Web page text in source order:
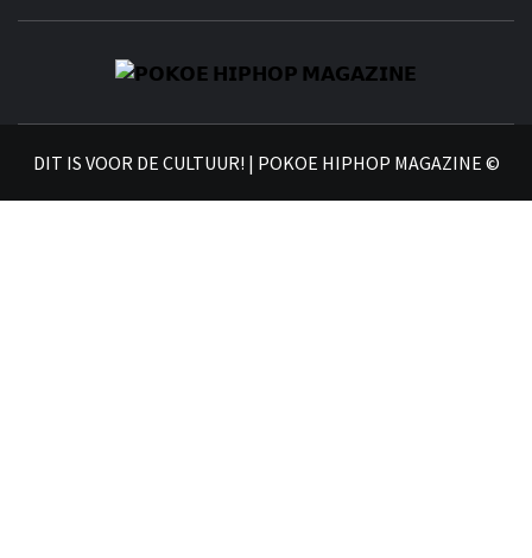
DIT IS VOOR DE CULTUUR! | POKOE HIPHOP MAGAZINE ©